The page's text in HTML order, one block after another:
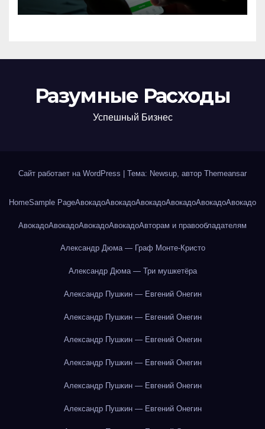
Разумные Расходы
Успешный Бизнес
Сайт работает на WordPress Тема: Newsup, автор Themeansar
HomeSample PageАвокадоАвокадоАвокадоАвокадоАвокадоАвокадо
АвокадоАвокадоАвокадоАвокадоАвторам и правообладателям
Александр Дюма — Граф Монте-Кристо
Александр Дюма — Три мушкетёра
Александр Пушкин — Евгений Онегин
Александр Пушкин — Евгений Онегин
Александр Пушкин — Евгений Онегин
Александр Пушкин — Евгений Онегин
Александр Пушкин — Евгений Онегин
Александр Пушкин — Евгений Онегин